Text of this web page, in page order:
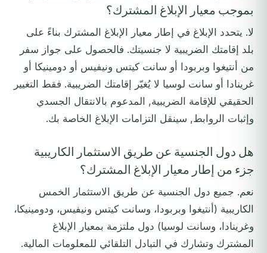
بموجب معيار الإبلاغ المشترك؟
لا. يتحدد الإبلاغ في إطار معيار الإبلاغ المشترك بناءً على
بلد إقامتك الضريبية لا جنسيتك. فالحصول على جواز سفر
من أنتيغوا وبربودا أو سانت كيتس ونيفيس أو دومينيكا أو
غرينادا أو سانت لوسيا لا يُغيّر إقامتك الضريبية. فقط التغيير
الحقيقي للإقامة الضريبية, المدعوم بالانتقال الجسدي
وإثبات الروابط, سينقل التزامات الإبلاغ الخاصة بك.
هل دول الجنسية عن طريق الاستثمار الكاريبية
جزء من إطار معيار الإبلاغ المشترك؟
نعم. جميع دول الجنسية عن طريق الاستثمار الخمس
الكاريبية (أنتيغوا وبربودا، وسانت كيتس ونيفيس، ودومينيكا،
وغرينادا، وسانت لوسيا) دول ملتزمة بمعيار الإبلاغ
المشترك وتشارك في التبادل التلقائي للمعلومات المالية.